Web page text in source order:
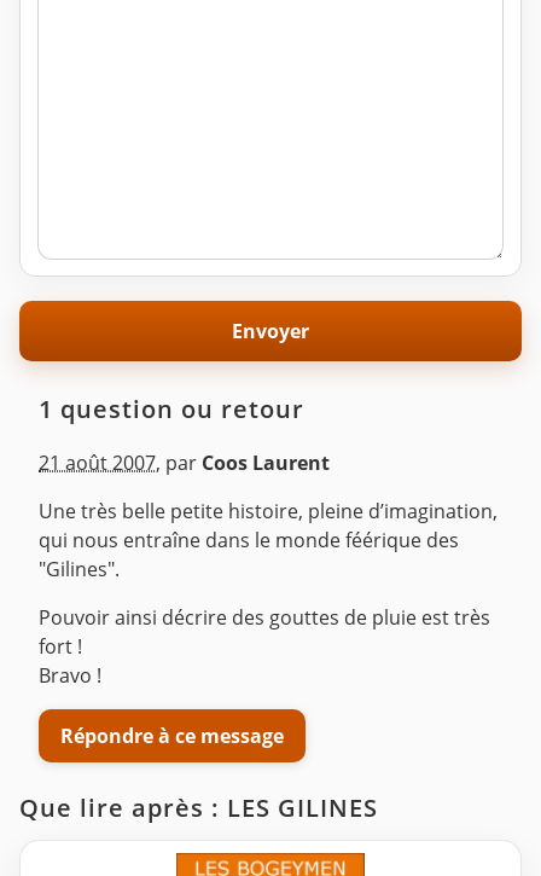
1 question ou retour
21 août 2007, par Coos Laurent
Une très belle petite histoire, pleine d’imagination,
qui nous entraîne dans le monde féérique des
"Gilines".
Pouvoir ainsi décrire des gouttes de pluie est très
fort !
Bravo !
Répondre à ce message
Que lire après : LES GILINES